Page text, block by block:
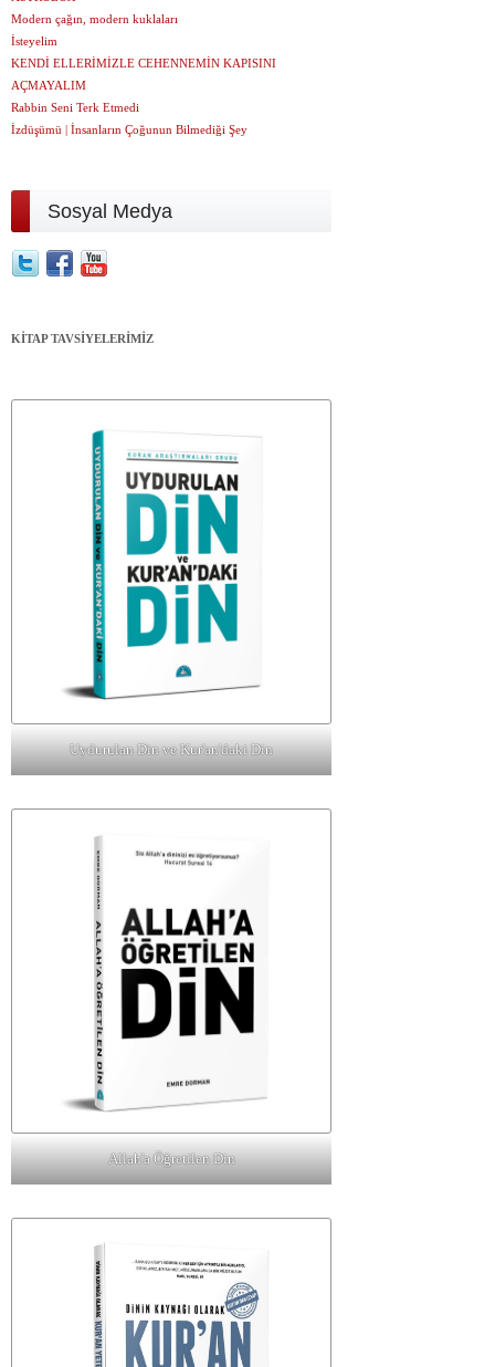
Modern çağın, modern kuklaları
İsteyelim
KENDİ ELLERİMİZLE CEHENNEMİN KAPISINI
AÇMAYALIM
Rabbin Seni Terk Etmedi
İzdüşümü | İnsanların Çoğunun Bilmediği Şey
Sosyal Medya
KİTAP TAVSİYELERİMİZ
Uydurulan Din ve Kur'an'daki Din
Allah'a Öğretilen Din